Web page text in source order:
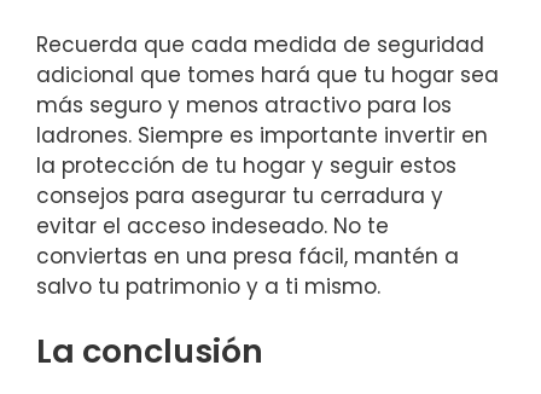
Recuerda que cada medida de seguridad
adicional que tomes hará que ‌tu hogar sea
más seguro y⁤ menos atractivo para los
ladrones. ‌Siempre es importante invertir en
la⁣ protección ​de​ tu hogar ‌y seguir estos
consejos para asegurar tu cerradura y
evitar el acceso‌ indeseado. No ⁤te
conviertas en ⁣una presa fácil, mantén a
salvo tu⁢ patrimonio ⁤y a ti mismo.​
La conclusión